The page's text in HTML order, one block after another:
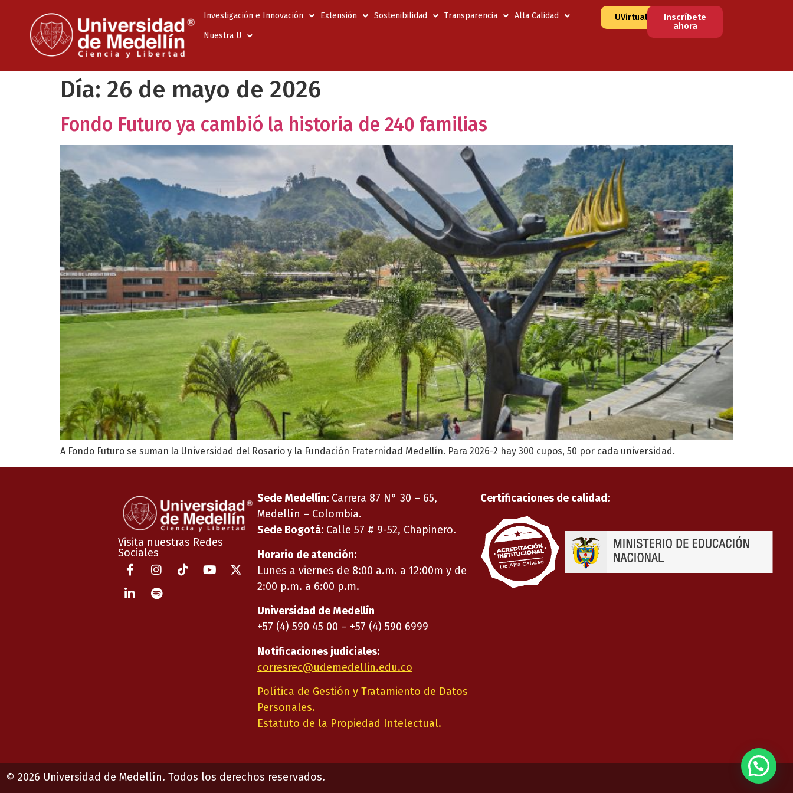
Investigación e Innovación Extensión Sostenibilidad Transparencia
Alta Calidad
Nuestra U
UVirtual
Inscríbete
ahora
Día: 26 de mayo de 2026
Fondo Futuro ya cambió la historia de 240 familias
A Fondo Futuro se suman la Universidad del Rosario y la Fundación Fraternidad Medellín. Para 2026-2 hay 300 cupos, 50 por cada universidad.
Visita nuestras Redes
Sociales
Sede Medellín: Carrera 87 N° 30 – 65,
Medellín – Colombia.
Sede Bogotá: Calle 57 # 9-52, Chapinero.
Horario de atención:
Lunes a viernes de 8:00 a.m. a 12:00m y de
2:00 p.m. a 6:00 p.m.
Universidad de Medellín
+57 (4) 590 45 00 – +57 (4) 590 6999
Notificaciones judiciales:
corresrec@udemedellin.edu.co
Política de Gestión y Tratamiento de Datos
Personales.
Estatuto de la Propiedad Intelectual.
Certificaciones de calidad:
© 2026 Universidad de Medellín. Todos los derechos reservados.